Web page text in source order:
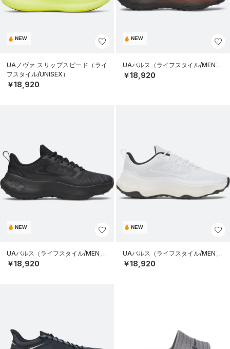
NEW
UAノヴァ スリップスピード（ライ
フスタイル/UNISEX）
￥18,920
NEW
UAパルス（ライフスタイル/MEN）
￥18,920
NEW
UAパルス（ライフスタイル/MEN）
￥18,920
NEW
UAパルス（ライフスタイル/MEN）
￥18,920